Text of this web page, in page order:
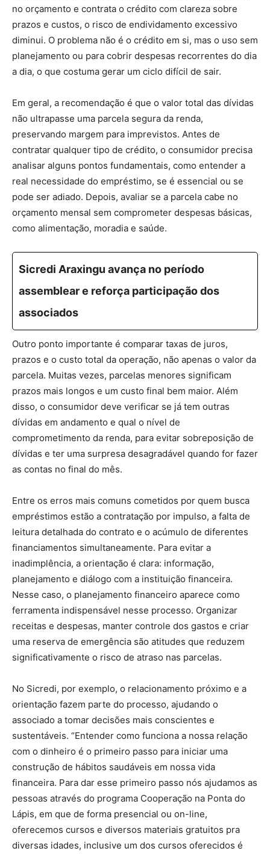
no orçamento e contrata o crédito com clareza sobre
prazos e custos, o risco de endividamento excessivo
diminui. O problema não é o crédito em si, mas o uso sem
planejamento ou para cobrir despesas recorrentes do dia
a dia, o que costuma gerar um ciclo difícil de sair.
Em geral, a recomendação é que o valor total das dívidas
não ultrapasse uma parcela segura da renda,
preservando margem para imprevistos. Antes de
contratar qualquer tipo de crédito, o consumidor precisa
analisar alguns pontos fundamentais, como entender a
real necessidade do empréstimo, se é essencial ou se
pode ser adiado. Depois, avaliar se a parcela cabe no
orçamento mensal sem comprometer despesas básicas,
como alimentação, moradia e saúde.
Sicredi Araxingu avança no período
assemblear e reforça participação dos
associados
Outro ponto importante é comparar taxas de juros,
prazos e o custo total da operação, não apenas o valor da
parcela. Muitas vezes, parcelas menores significam
prazos mais longos e um custo final bem maior. Além
disso, o consumidor deve verificar se já tem outras
dívidas em andamento e qual o nível de
comprometimento da renda, para evitar sobreposição de
dívidas e ter uma surpresa desagradável quando for fazer
as contas no final do mês.
Entre os erros mais comuns cometidos por quem busca
empréstimos estão a contratação por impulso, a falta de
leitura detalhada do contrato e o acúmulo de diferentes
financiamentos simultaneamente. Para evitar a
inadimplência, a orientação é clara: informação,
planejamento e diálogo com a instituição financeira.
Nesse caso, o planejamento financeiro aparece como
ferramenta indispensável nesse processo. Organizar
receitas e despesas, manter controle dos gastos e criar
uma reserva de emergência são atitudes que reduzem
significativamente o risco de atraso nas parcelas.
No Sicredi, por exemplo, o relacionamento próximo e a
orientação fazem parte do processo, ajudando o
associado a tomar decisões mais conscientes e
sustentáveis. “Entender como funciona a nossa relação
com o dinheiro é o primeiro passo para iniciar uma
construção de hábitos saudáveis em nossa vida
financeira. Para dar esse primeiro passo nós ajudamos as
pessoas através do programa Cooperação na Ponta do
Lápis, em que de forma presencial ou on-line,
oferecemos cursos e diversos materiais gratuitos pra
diversas idades, inclusive um dos cursos oferecidos é